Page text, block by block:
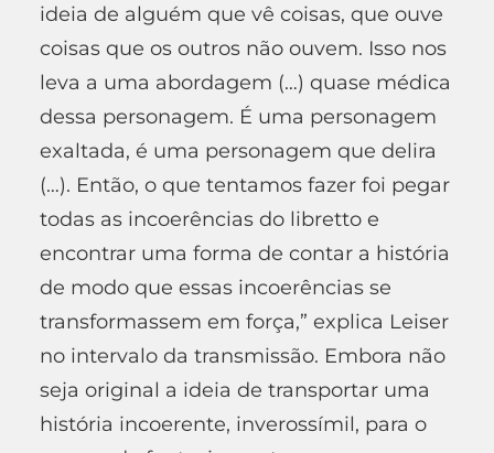
ideia de alguém que vê coisas, que ouve
coisas que os outros não ouvem. Isso nos
leva a uma abordagem (…) quase médica
dessa personagem. É uma personagem
exaltada, é uma personagem que delira
(…). Então, o que tentamos fazer foi pegar
todas as incoerências do libretto e
encontrar uma forma de contar a história
de modo que essas incoerências se
transformassem em força,” explica Leiser
no intervalo da transmissão. Embora não
seja original a ideia de transportar uma
história incoerente, inverossímil, para o